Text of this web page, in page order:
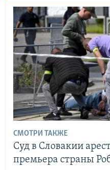
СМОТРИ ТАКЖЕ
Суд в Словакии
премьера страны